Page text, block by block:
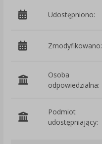
Udostępniono:
Zmodyfikowano:
Osoba
odpowiedzialna:
Podmiot
udostępniający: